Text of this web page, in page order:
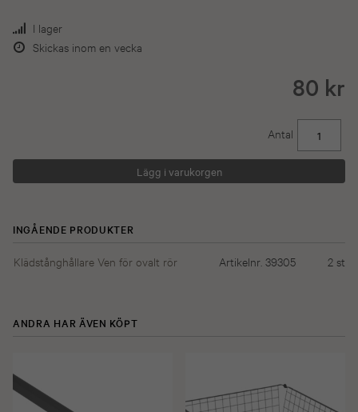
I lager
Skickas inom en vecka
80 kr
Antal
INGÅENDE PRODUKTER
Klädstånghållare Ven för ovalt rör Artikelnr. 39305 2 st
ANDRA HAR ÄVEN KÖPT